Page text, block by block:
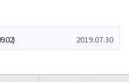
2019.07.30